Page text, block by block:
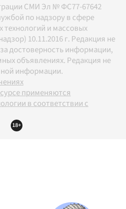
СМИ Эл № ФС77-67642
по надзору в сфере
и массовых
10.11.2016 г. Редакция не
достоверность информации,
объявлениях. Редакция не
информации.
применяются
в соответствии с
18+